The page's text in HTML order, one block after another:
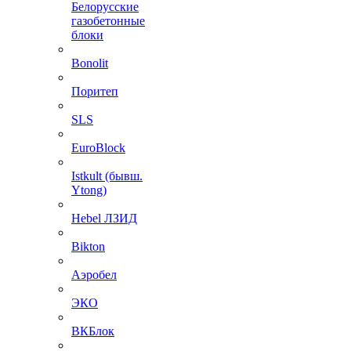
Белорусские
газобетонные
блоки
Bonolit
Поритеп
SLS
EuroBlock
Istkult (бывш.
Ytong)
Hebel ЛЗИД
Bikton
Аэробел
ЭКО
ВКБлок